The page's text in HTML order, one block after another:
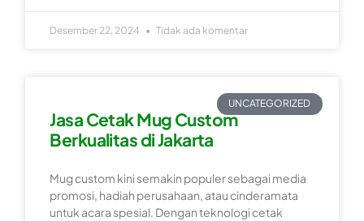
Desember 22, 2024 Tidak ada komentar
UNCATEGORIZED
Jasa Cetak Mug Custom
Berkualitas di Jakarta
Mug custom kini semakin populer sebagai media
promosi, hadiah perusahaan, atau cinderamata
untuk acara spesial. Dengan teknologi cetak